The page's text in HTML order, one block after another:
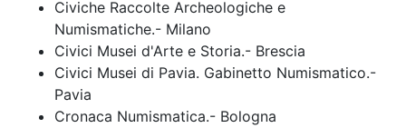
Civiche Raccolte Archeologiche e
Numismatiche.- Milano
Civici Musei d'Arte e Storia.- Brescia
Civici Musei di Pavia. Gabinetto Numismatico.-
Pavia
Cronaca Numismatica.- Bologna